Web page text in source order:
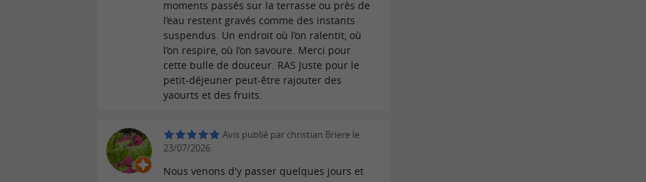
moments passés sur la terrasse ou près de
l’eau restent gravés comme des instants
suspendus. Un endroit où l’on ralentit, où
l’on respire, où l’on savoure. Merci pour
cette bulle de douceur. RAS Juste pour le
petit-déjeuner peut-être rajouter des
yaourts et des fruits.
Avis publié par christian Briere le
23/07/2026
Nous venons d'y passer quelques jours et